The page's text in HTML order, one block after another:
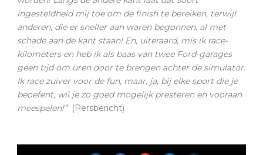
ingesteldheid mij toe om de finish te bereiken, terwijl
anderen, die er sneller aan waren begonnen, al met
schade aan de kant staan! En, uiteraard, mis ik race-
kilometers en heb ik als baas van twee Ford-garages
geen tijd om uren door te brengen achter de simulator.
Ik race zuiver voor de fun, maar, ja, bij elke sport die je
beoefent, wil je zo goed mogelijk presteren en vooraan
meespelen!” (Persbericht)